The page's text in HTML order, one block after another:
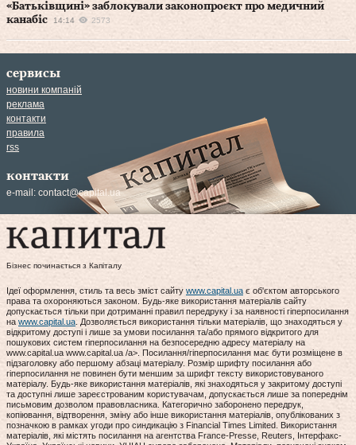
«Батьківщині» заблокували законопроєкт про медичний
канабіс
14:14 2573
сервисы
новини компаній
реклама
контакти
правила
rss
контакти
e-mail: contact@capital.ua
Бізнес починається з Капіталу
Ідеї оформлення, стиль та весь зміст сайту www.capital.ua є об'єктом авторського
права та охороняються законом. Будь-яке використання матеріалів сайту
допускається тільки при дотриманні правил передруку і за наявності гіперпосилання
на www.capital.ua . Дозволяється використання тільки матеріалів, що знаходяться у
відкритому доступі і лише за умови посилання та/або прямого відкритого для
пошукових систем гіперпосилання на безпосередню адресу матеріалу на
www.capital.ua www.capital.ua /a>. Посилання/гіперпосилання має бути розміщене в
підзаголовку або першому абзаці матеріалу. Розмір шрифту посилання або
гіперпосилання не повинен бути меншим за шрифт тексту використовуваного
матеріалу. Будь-яке використання матеріалів, які знаходяться у закритому доступі
та доступні лише зареєстрованим користувачам, допускається лише за попереднім
письмовим дозволом правовласника. Категорично заборонено передрук,
копіювання, відтворення, зміну або інше використання матеріалів, опублікованих з
позначкою в рамках угоди про синдикацію з Financial Times Limited. Використання
матеріалів, які містять посилання на агентства France-Presse, Reuters, Інтерфакс-